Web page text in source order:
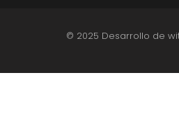
© 2025 Desarrollo de